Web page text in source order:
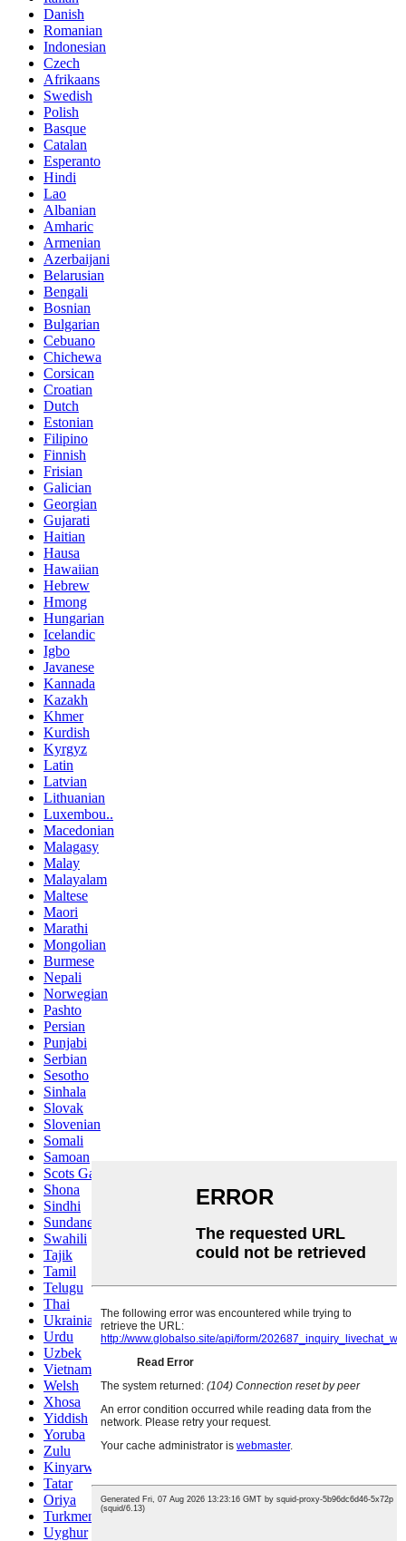
Danish
Romanian
Indonesian
Czech
Afrikaans
Swedish
Polish
Basque
Catalan
Esperanto
Hindi
Lao
Albanian
Amharic
Armenian
Azerbaijani
Belarusian
Bengali
Bosnian
Bulgarian
Cebuano
Chichewa
Corsican
Croatian
Dutch
Estonian
Filipino
Finnish
Frisian
Galician
Georgian
Gujarati
Haitian
Hausa
Hawaiian
Hebrew
Hmong
Hungarian
Icelandic
Igbo
Javanese
Kannada
Kazakh
Khmer
Kurdish
Kyrgyz
Latin
Latvian
Lithuanian
Luxembou..
Macedonian
Malagasy
Malay
Malayalam
Maltese
Maori
Marathi
Mongolian
Burmese
Nepali
Norwegian
Pashto
Persian
Punjabi
Serbian
Sesotho
Sinhala
Slovak
Slovenian
Somali
Samoan
Scots Gaelic
Shona
Sindhi
Sundanese
Swahili
Tajik
Tamil
Telugu
Thai
Ukrainian
Urdu
Uzbek
Vietnamese
Welsh
Xhosa
Yiddish
Yoruba
Zulu
Kinyarwanda
Tatar
Oriya
Turkmen
Uyghur